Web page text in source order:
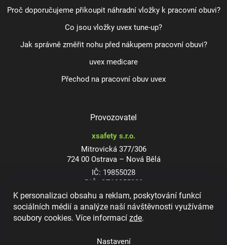
K personalizaci obsahu a reklam, poskytování funkcí
sociálních médií a analýze naší návštěvnosti využíváme
soubory cookies. Více informacízde.
Nastavení
Proč doporučujeme přikoupit náhradní vložky k pracovní obuvi?
Co jsou vložky uvex tune-up?
Jak správně změřit nohu před nákupem pracovní obuvi?
uvex medicare
Přechod na pracovní obuv uvex
Provozovatel
xsafety s.r.o.
Mitrovická 377/306
724 00 Ostrava – Nová Bělá
IČ: 19855028
DIČ: CZ19855028
Dioptrické ochranné brýle